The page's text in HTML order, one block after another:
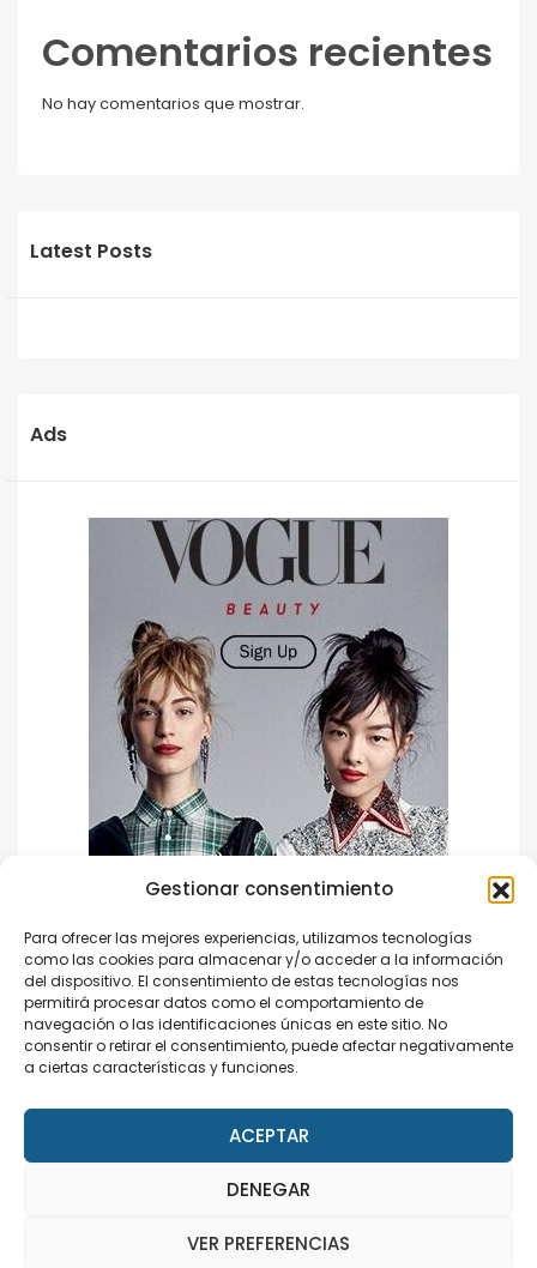
Gestionar consentimiento
Para ofrecer las mejores experiencias, utilizamos tecnologías
como las cookies para almacenar y/o acceder a la información
del dispositivo. El consentimiento de estas tecnologías nos
permitirá procesar datos como el comportamiento de
navegación o las identificaciones únicas en este sitio. No
consentir o retirar el consentimiento, puede afectar negativamente
a ciertas características y funciones.
ACEPTAR
DENEGAR
VER PREFERENCIAS
Comentarios recientes
No hay comentarios que mostrar.
Latest Posts
Ads
Categories
No hay categorías
I Accept